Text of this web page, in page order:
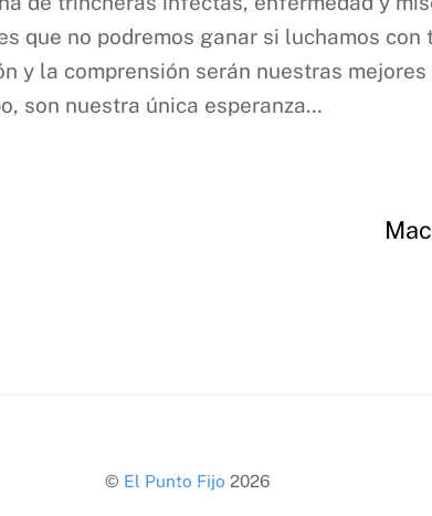
que no podremos ganar si luchamos
y la comprensión serán nuestras
son nuestra única esperanza…
Back
© El Punto Fijo 2026